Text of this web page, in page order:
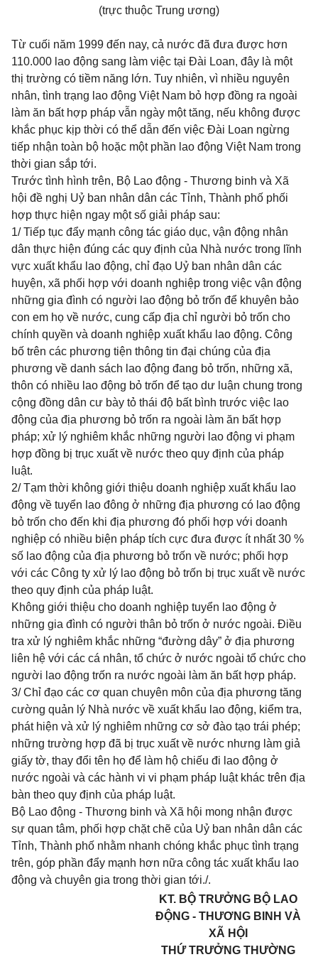
(trực thuộc Trung ương)
Từ cuối năm 1999 đến nay, cả nước đã đưa được hơn
110.000 lao động sang làm việc tại Đài Loan, đây là một
thị trường có tiềm năng lớn. Tuy nhiên, vì nhiều nguyên
nhân, tình trạng lao động Việt Nam bỏ hợp đồng ra ngoài
làm ăn bất hợp pháp vẫn ngày một tăng, nếu không được
khắc phục kịp thời có thể dẫn đến việc Đài Loan ngừng
tiếp nhận toàn bộ hoặc một phần lao động Việt Nam trong
thời gian sắp tới.
Trước tình hình trên, Bộ Lao động - Thương binh và Xã
hội đề nghị Uỷ ban nhân dân các Tỉnh, Thành phố phối
hợp thực hiện ngay một số giải pháp sau:
1/ Tiếp tục đẩy mạnh công tác giáo dục, vận động nhân
dân thực hiện đúng các quy định của Nhà nước trong lĩnh
vực xuất khẩu lao động, chỉ đạo Uỷ ban nhân dân các
huyện, xã phối hợp với doanh nghiệp trong việc vận động
những gia đình có người lao động bỏ trốn để khuyên bảo
con em họ về nước, cung cấp địa chỉ người bỏ trốn cho
chính quyền và doanh nghiệp xuất khẩu lao động. Công
bố trên các phương tiện thông tin đại chúng của địa
phương về danh sách lao động đang bỏ trốn, những xã,
thôn có nhiều lao động bỏ trốn để tạo dư luận chung trong
cộng đồng dân cư bày tỏ thái độ bất bình trước việc lao
động của địa phương bỏ trốn ra ngoài làm ăn bất hợp
pháp; xử lý nghiêm khắc những người lao động vi phạm
hợp đồng bị trục xuất về nước theo quy định của pháp
luật.
2/ Tạm thời không giới thiệu doanh nghiệp xuất khẩu lao
động về tuyển lao đông ở những địa phương có lao động
bỏ trốn cho đến khi địa phương đó phối hợp với doanh
nghiệp có nhiều biện pháp tích cực đưa được ít nhất 30 %
số lao động của địa phương bỏ trốn về nước; phối hợp
với các Công ty xử lý lao động bỏ trốn bị trục xuất về nước
theo quy định của pháp luật.
Không giới thiệu cho doanh nghiệp tuyển lao động ở
những gia đình có người thân bỏ trốn ở nước ngoài. Điều
tra xử lý nghiêm khắc những “đường dây” ở địa phương
liên hệ với các cá nhân, tổ chức ở nước ngoài tổ chức cho
người lao động trốn ra nước ngoài làm ăn bất hợp pháp.
3/ Chỉ đạo các cơ quan chuyên môn của địa phương tăng
cường quản lý Nhà nước về xuất khẩu lao động, kiểm tra,
phát hiện và xử lý nghiêm những cơ sở đào tạo trái phép;
những trường hợp đã bị trục xuất về nước nhưng làm giả
giấy tờ, thay đổi tên họ để làm hộ chiếu đi lao động ở
nước ngoài và các hành vi vi phạm pháp luật khác trên địa
bàn theo quy định của pháp luật.
Bộ Lao động - Thương binh và Xã hội mong nhận được
sự quan tâm, phối hợp chặt chẽ của Uỷ ban nhân dân các
Tỉnh, Thành phố nhằm nhanh chóng khắc phục tình trạng
trên, góp phần đẩy mạnh hơn nữa công tác xuất khẩu lao
động và chuyên gia trong thời gian tới./.
KT. BỘ TRƯỞNG BỘ LAO
ĐỘNG - THƯƠNG BINH VÀ
XÃ HỘI
THỨ TRƯỞNG THƯỜNG